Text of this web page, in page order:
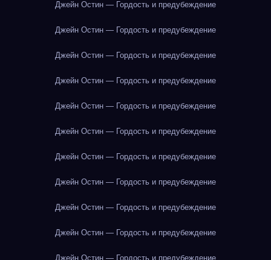
Джейн Остин — Гордость и предубеждение
Джейн Остин — Гордость и предубеждение
Джейн Остин — Гордость и предубеждение
Джейн Остин — Гордость и предубеждение
Джейн Остин — Гордость и предубеждение
Джейн Остин — Гордость и предубеждение
Джейн Остин — Гордость и предубеждение
Джейн Остин — Гордость и предубеждение
Джейн Остин — Гордость и предубеждение
Джейн Остин — Гордость и предубеждение
Джейн Остин — Гордость и предубеждение